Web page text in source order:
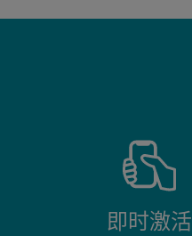
即时激活